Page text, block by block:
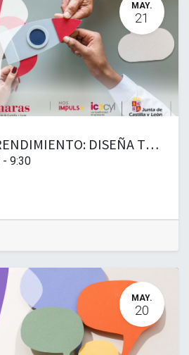
MAY.
21
TALLER DE EMPRENDIMIENTO: DISEÑA TU PLAN AVANZADO. FINANZAS Y FISCALIDAD PARA TU NUEVA EMPRESA
- 9:30
MAY.
20